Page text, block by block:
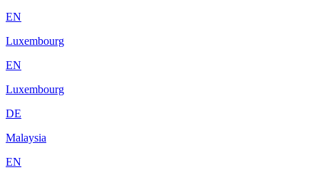
EN
Luxembourg
EN
Luxembourg
DE
Malaysia
EN